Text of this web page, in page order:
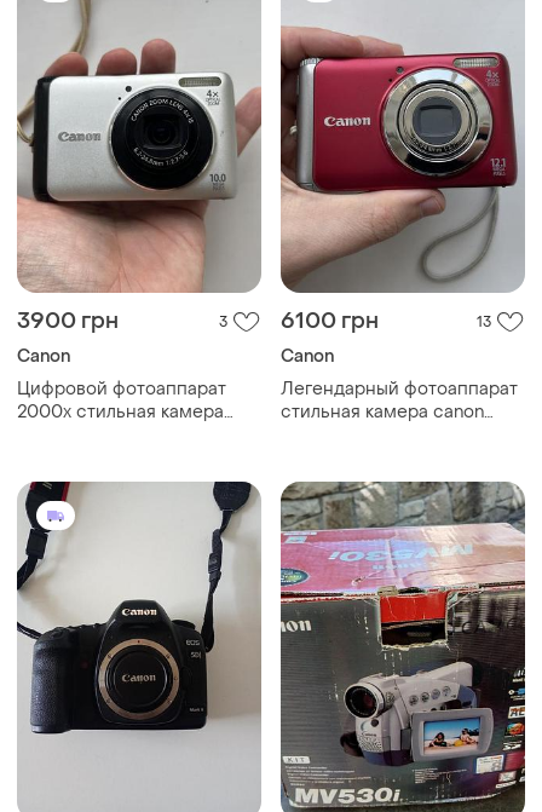
3900 грн 3
Canon
Цифровой фотоаппарат
2000х стильная камера
6100 грн 13
Canon
Легендарный фотоаппарат
стильная камера canon